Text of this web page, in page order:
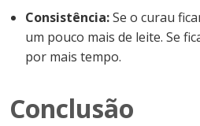
Consistência:Se o curau
um pouco mais de leite. Se
por mais tempo.
Conclusão